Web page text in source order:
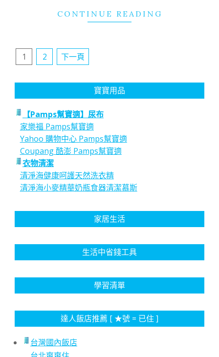
CONTINUE READING
文
頁
1 2 下一頁
寶寶用品
【Pamps幫寶適】尿布
家樂福 Pamps幫寶適
Yahoo 購物中心 Pamps幫寶適
Coupang 酷澎 Pamps幫寶適
衣物清潔
清淨海健康呵護天然洗衣精
清淨海小麥精華奶瓶食器清潔慕斯
家居生活
生活中省錢工具
學習清單
達人飯店推薦 [ ★號 = 已住 ]
台灣國內飯店